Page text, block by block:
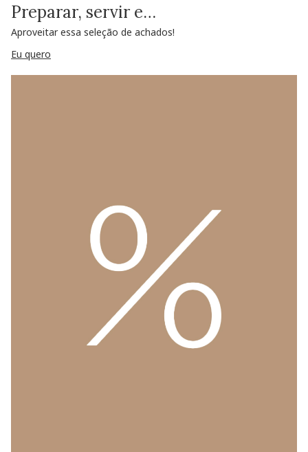
Preparar, servir e…
Aproveitar essa seleção de achados!
Eu quero